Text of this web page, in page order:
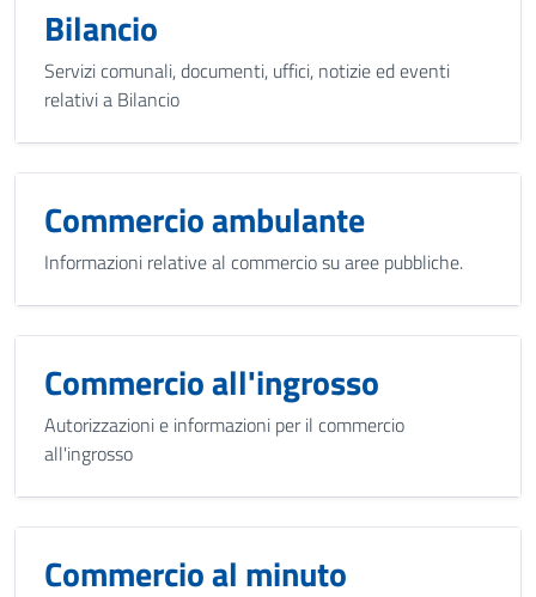
Bilancio
Servizi comunali, documenti, uffici, notizie ed eventi
relativi a Bilancio
Commercio ambulante
Informazioni relative al commercio su aree pubbliche.
Commercio all'ingrosso
Autorizzazioni e informazioni per il commercio
all'ingrosso
Commercio al minuto